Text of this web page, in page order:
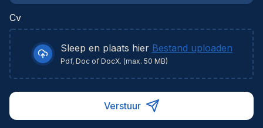
Cv
Sleep en plaats hier Bestand uploaden
Pdf, Doc of DocX. (max. 50 MB)
Verstuur